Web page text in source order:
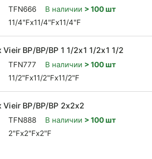
TFN666 В наличии > 100 шт
11/4"Fx11/4"Fx11/4"F
Vieir ВР/ВР/ВР 1 1/2x1 1/2x1 1/2
TFN777 В наличии > 100 шт
11/2"Fx11/2"Fx11/2"F
Vieir ВР/ВР/ВР 2x2x2
TFN888 В наличии > 100 шт
2"Fx2"Fx2"F